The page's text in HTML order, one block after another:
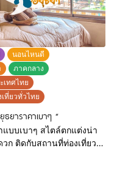
Camp Por Khaokho Tel :
064-
นอนไหนดี
ภาคกลาง
เทศไทย
ที่ยวทั่วไทย
ยาราคาเบาๆ “
บเบาๆ สไตล์ตกแต่งน่า
วก ติดกับสถานที่ท่องเที่ยว